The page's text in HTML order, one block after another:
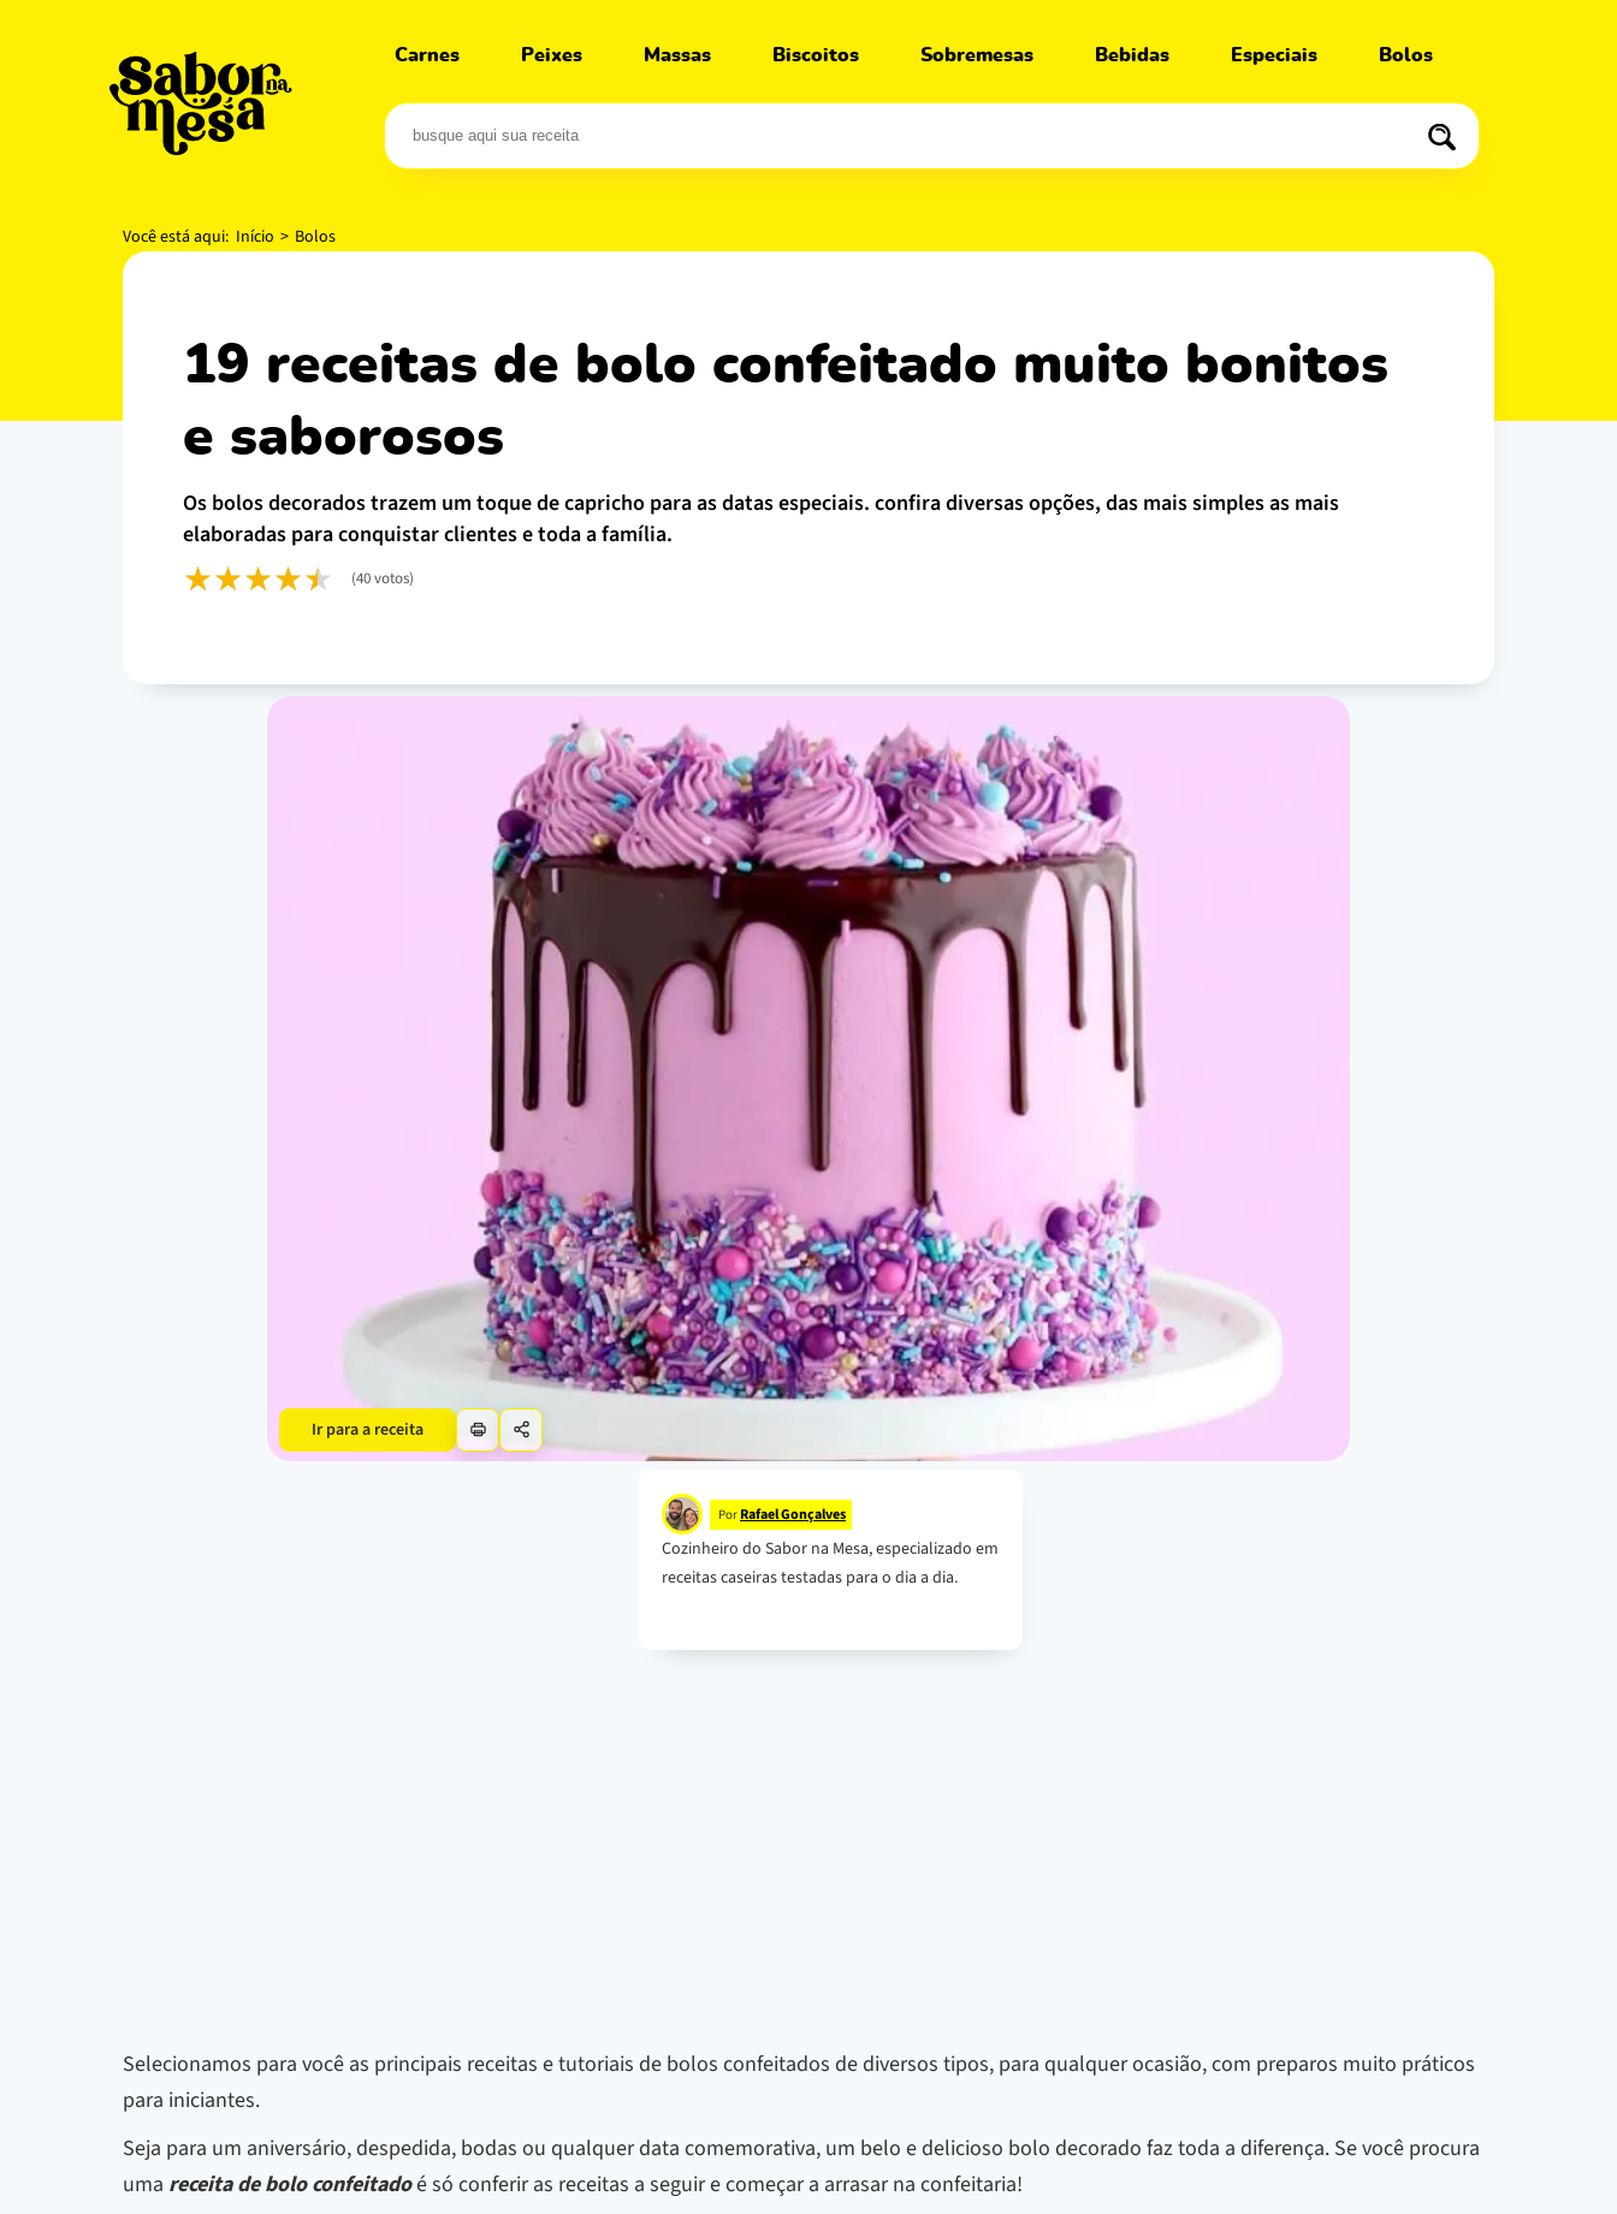
Carnes Peixes Massas Biscoitos Sobremesas Bebidas Especiais Bolos
Você está aqui: Início > Bolos
19 receitas de bolo confeitado muito bonitos
e saborosos
os bolos decorados trazem um toque de capricho para as datas especiais. confira diversas opções, das mais simples as mais
elaboradas para conquistar clientes e toda a família.
(40 votos)
Ir para a receita
Por Rafael Gonçalves
Cozinheiro do Sabor na Mesa, especializado em
receitas caseiras testadas para o dia a dia.
Selecionamos para você as principais receitas e tutoriais de bolos confeitados de diversos tipos, para qualquer ocasião, com preparos muito práticos
para iniciantes.
Seja para um aniversário, despedida, bodas ou qualquer data comemorativa, um belo e delicioso bolo decorado faz toda a diferença. Se você procura
uma receita de bolo confeitadoé só conferir as receitas a seguir e começar a arrasar na confeitaria!